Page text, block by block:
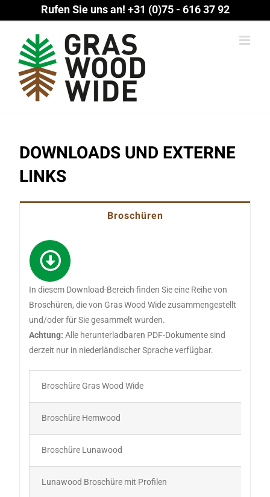
Inhalt
springen
Rufen Sie uns an! +31 (0)75 - 616 37 92
DOWNLOADS UND EXTERNE
LINKS
Broschüren
In diesem Download-Bereich finden Sie eine Reihe von
Broschüren, die von Gras Wood Wide zusammengestellt
und/oder für Sie gesammelt wurden.
Achtung: Alle herunterladbaren PDF-Dokumente sind
derzeit nur in niederländischer Sprache verfügbar.
Broschüre Gras Wood Wide
Broschüre Hemwood
Broschüre Lunawood
Lunawood Broschüre mit Profilen